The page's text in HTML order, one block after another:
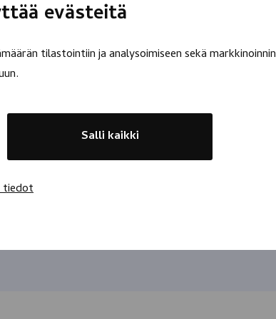
evästeitä
tilastointiin ja analysoimiseen sekä markkinoinnin
Salli kaikki
tiedot